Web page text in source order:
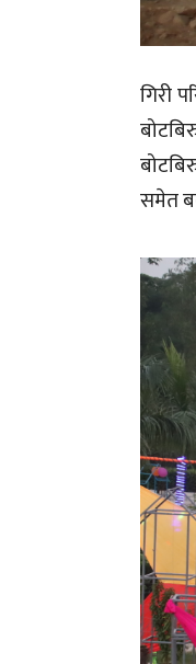
गिरी
समेत